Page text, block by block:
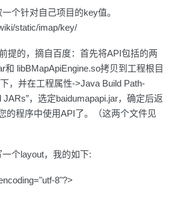
个针对自己项目的key值。
static/imap/key/
提的，摘自百度：首先将API包括的两
和 libBMapApiEngine.so拷贝到工程根目
，并在工程属性->Java Build Path-
JARs”，选定baidumapapi.jar，确定后返
的程序中使用API了。（这两个文件见
个layout，我的如下:
8"?>